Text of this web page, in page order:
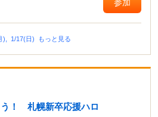
参加
), 1/17(日) もっと見る
う！ 札幌新卒応援ハロ